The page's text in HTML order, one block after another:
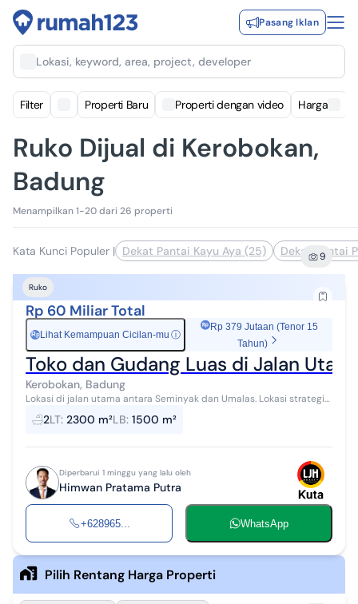
Pasang Iklan
Lokasi, keyword, area, project, developer
Filter Properti Baru Properti dengan video Harga
Ruko Dijual di Kerobokan,
Badung
Menampilkan 1-20 dari 26 properti
Kata Kunci Populer | Dekat Pantai Kayu Aya (25) Dekat Pantai
9
Ruko
Rp 60 Miliar Total
Rp Lihat Kemampuan Cicilan-mu ⓘ
Rp 379 Jutaan (Tenor 15
Tahun)
Toko dan Gudang Luas di Jalan
Kerobokan, Badung
Lokasi di jalan utama antara Seminyak dan Umalas. Lokasi strategis
di jalan utama yang ramai Berupa bangunan rangka baja untuk toko,
gudang dan tem...
2LT: 2300 m²LB: 1500 m²
Diperbarui 1 minggu yang lalu oleh
Himwan Pratama Putra
+628965... WhatsApp
Pilih Rentang Harga Properti